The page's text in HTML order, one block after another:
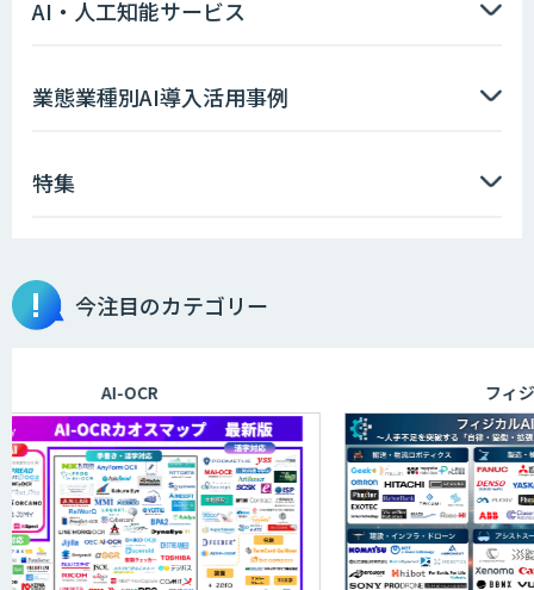
AIエージェント開発支援
AIエンジニアアカデミー（バイブコーデ
aiDAPTIV+
ELYZA Works with KDDI
JAPAN AI KNOWLEDGE
AI・人工知能サービス
業態業種別AI導入活用事例
特集
今注目のカテゴリー
AI-OCR フィジカ